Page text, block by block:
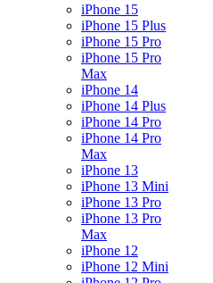
iPhone 15
iPhone 15 Plus
iPhone 15 Pro
iPhone 15 Pro
Max
iPhone 14
iPhone 14 Plus
iPhone 14 Pro
iPhone 14 Pro
Max
iPhone 13
iPhone 13 Mini
iPhone 13 Pro
iPhone 13 Pro
Max
iPhone 12
iPhone 12 Mini